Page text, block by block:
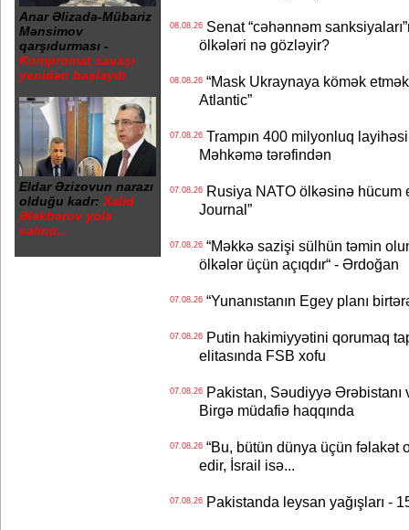
Anar Əlizadə-Mübariz
Mənsimov
qarşıdurması -
Kompromat savaşı
yenidən başlayıb
Eldar Əzizovun narazı
olduğu kadr: Xalid
Ələkbərov yola
salınır...
08.08.26Senat “cəhənnəm
ölkələri nə gözləyir?
08.08.26“Mask Ukraynaya kömək
Atlantic”
07.08.26Trampın 400 milyonluq
Məhkəmə tərəfindən
07.08.26Rusiya NATO ölkəsinə hücum
Journal”
07.08.26“Məkkə sazişi sülhün təmin
ölkələr üçün açıqdır“ - Ərdoğan
07.08.26“Yunanıstanın Egey planı
07.08.26Putin hakimiyyətini qorumaq
elitasında FSB xofu
07.08.26Pakistan, Səudiyyə Ərəbistanı
Birgə müdafiə haqqında
07.08.26“Bu, bütün dünya üçün fəlakət
edir, İsrail isə...
07.08.26Pakistanda leysan yağışları -